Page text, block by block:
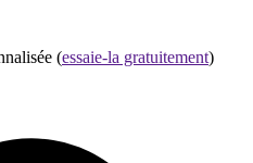
(essaie-la gratuitement)